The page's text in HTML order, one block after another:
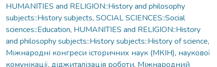
HUMANITIES and RELIGION::History and philosophy
subjects::History subjects, SOCIAL SCIENCES::Social
sciences::Education, HUMANITIES and RELIGION::History
and philosophy subjects::History subjects::History of science,
Міжнародні конгреси історичних наук (МКІН), наукової
комунікації, діджиталізація роботи, Міжнародний